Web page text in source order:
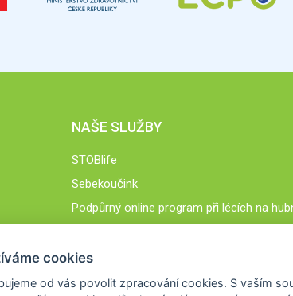
NAŠE SLUŽBY
STOBlife
Sebekoučink
Podpůrný online program při lécích na
cookies
od vás povolit zpracování cookies. S vaším